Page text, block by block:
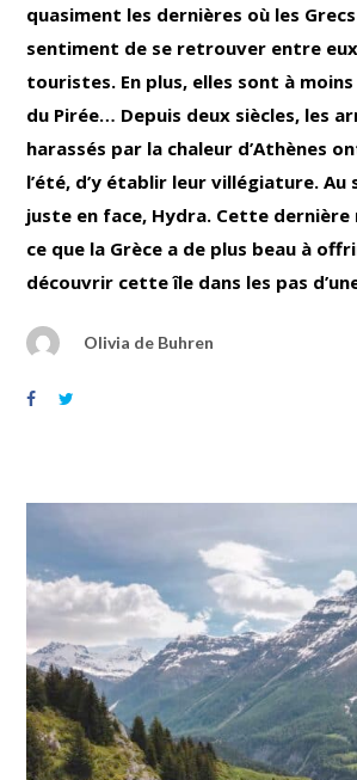
quasiment les dernières où les
sentiment de se retrouver entre
touristes. En plus, elles sont à
du Pirée… Depuis deux siècles, les
harassés par la chaleur d’Athènes
l’été, d’y établir leur villégiature. Au
juste en face, Hydra. Cette
ce que la Grèce a de plus beau à
découvrir cette île dans les pas
Olivia de Buhren